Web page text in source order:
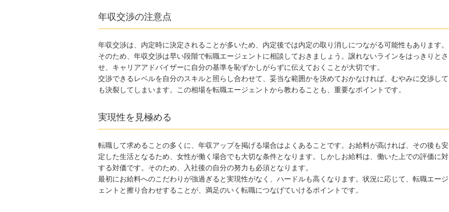
年収交渉の注意点
年収交渉は、内定時に決定されることが多いため、内定後では内定の取り消しにつながる可能性もあります。
そのため、年収交渉は早い段階で転職エージェントに相談しておきましょう。譲れないラインをはっきりとさ
せ、キャリアアドバイザーに自分の基準を恥ずかしがらずに伝えておくことが大切です。
交渉できるレベルを自分のスキルと照らし合わせて、妥当な範囲かを決めておかなければ、むやみに交渉して
も決裂してしまいます。この相場を転職エージェントから教わることも、重要なポイントです。
実現性を見極める
転職して求めることの多くに、年収アップを掲げる場合はよくあることです。お給料が高ければ、その後も安
定した生活となるため、女性が働く場合でも大切な条件となります。しかしお給料は、働いた上での評価に対
する対価です。そのため、入社後の自分の努力も必須となります。
最初にお給料へのこだわりが強過ぎると実現性がなく、ハードルも高くなります。状況に応じて、転職エージ
ェントと擦り合わせすることが、満足のいく転職につなげていけるポイントです。